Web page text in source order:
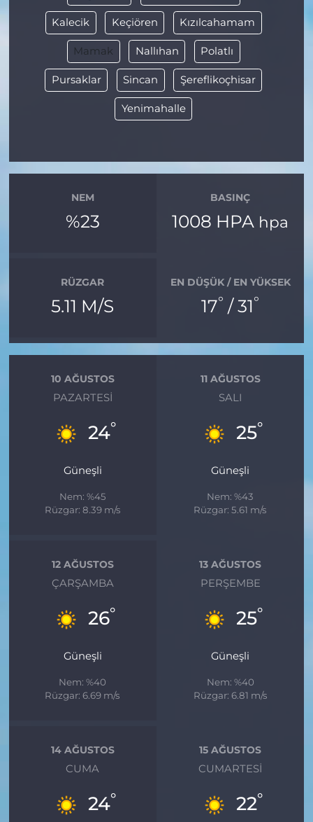
Kalecik Keçiören Kızılcahamam
Mamak Nallıhan Polatlı
Pursaklar Sincan Şereflikoçhisar
Yenimahalle
NEM
%23
BASINÇ
1008 HPA hpa
RÜZGAR
5.11 M/S
EN DÜŞÜK / EN YÜKSEK
17° / 31°
10 AĞUSTOS
PAZARTESI
24°
Güneşli
Nem: %45
Rüzgar: 8.39 m/s
11 AĞUSTOS
SALI
25°
Güneşli
Nem: %43
Rüzgar: 5.61 m/s
12 AĞUSTOS
ÇARŞAMBA
26°
Güneşli
Nem: %40
Rüzgar: 6.69 m/s
13 AĞUSTOS
PERŞEMBE
25°
Güneşli
Nem: %40
Rüzgar: 6.81 m/s
14 AĞUSTOS
CUMA
24°
15 AĞUSTOS
CUMARTESI
22°